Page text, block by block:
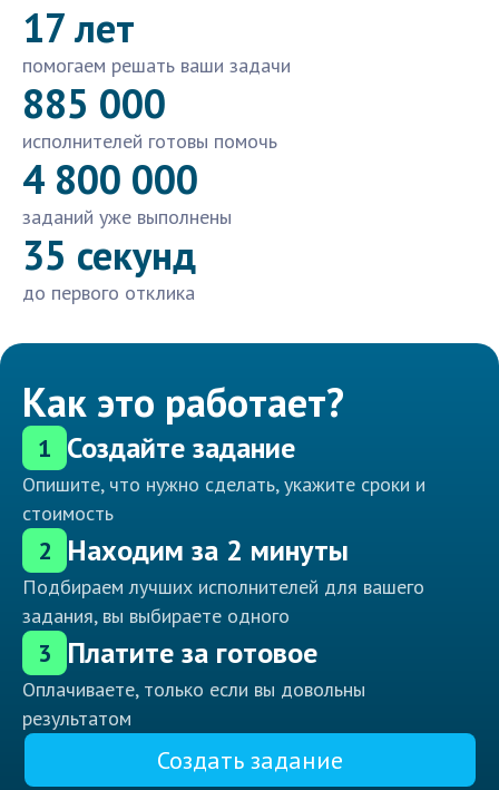
17 лет
помогаем решать ваши задачи
885 000
исполнителей готовы помочь
4 800 000
заданий уже выполнены
35 секунд
до первого отклика
Как это работает?
1 Создайте задание
Опишите, что нужно сделать, укажите сроки и
стоимость
2 Находим за 2 минуты
Подбираем лучших исполнителей для вашего
задания, вы выбираете одного
3 Платите за готовое
Оплачиваете, только если вы довольны
результатом
Создать задание